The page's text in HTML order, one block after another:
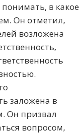
в какое
Он отметил,
возложена
заложена в
Он призвал
вопросом,